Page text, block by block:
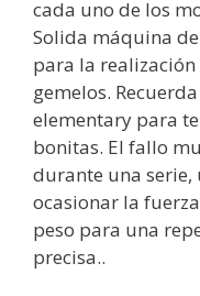
cada uno de los
Solida máquina
para la
gemelos.
elementary para
bonitas. El fallo
durante una serie,
ocasionar la
peso para una
precisa..